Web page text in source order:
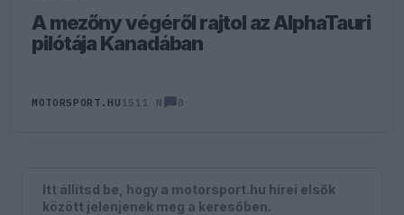
A mezőny végéről rajtol az AlphaTauri
pilótája Kanadában
MOTORSPORT.HU 1511 N 0
Itt állítsd be, hogy a motorsport.hu hírei elsők
között jelenjenek meg a keresőben.